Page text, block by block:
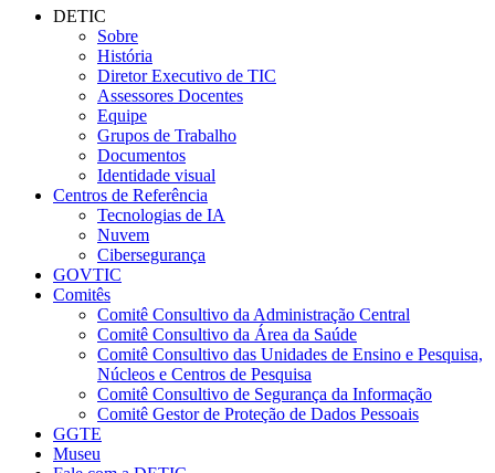
DETIC
Sobre
História
Diretor Executivo de TIC
Assessores Docentes
Equipe
Grupos de Trabalho
Documentos
Identidade visual
Centros de Referência
Tecnologias de IA
Nuvem
Cibersegurança
GOVTIC
Comitês
Comitê Consultivo da Administração Central
Comitê Consultivo da Área da Saúde
Comitê Consultivo das Unidades de Ensino e Pesquisa,
Núcleos e Centros de Pesquisa
Comitê Consultivo de Segurança da Informação
Comitê Gestor de Proteção de Dados Pessoais
GGTE
Museu